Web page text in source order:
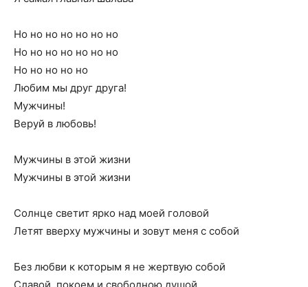
Но но но но но но но
Но но но но но но но
Но но но но но
Любим мы друг друга!
Мужчины!
Веруй в любовь!
Мужчины в этой жизни
Мужчины в этой жизни
Солнце светит ярко над моей головой
Летят вверху мужчины и зовут меня с собой
Без любви к которым я не жертвую собой